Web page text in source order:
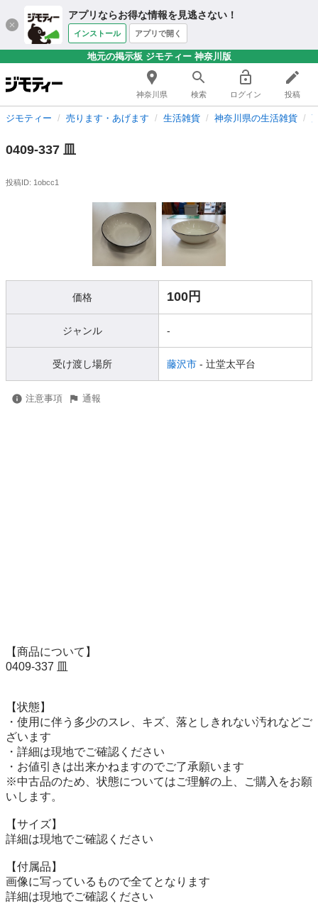
アプリならお得な情報を見逃さない！
インストール アプリで開く
地元の掲示板 ジモティー 神奈川版
神奈川県 検索 ログイン 投稿
ジモティー 売ります・あげます 生活雑貨 神奈川県の生活雑貨
0409-337 皿
投稿ID: 1obcc1
価格 100円
ジャンル -
受け渡し場所 藤沢市 - 辻堂太平台
注意事項 通報
【商品について】
0409-337 皿
【状態】
・使用に伴う多少のスレ、キズ、落としきれない汚れなどご
ざいます
・詳細は現地でご確認ください
・お値引きは出来かねますのでご了承願います
※中古品のため、状態についてはご理解の上、ご購入をお願
いします。
【サイズ】
詳細は現地でご確認ください
【付属品】
画像に写っているもので全てとなります
詳細は現地でご確認ください